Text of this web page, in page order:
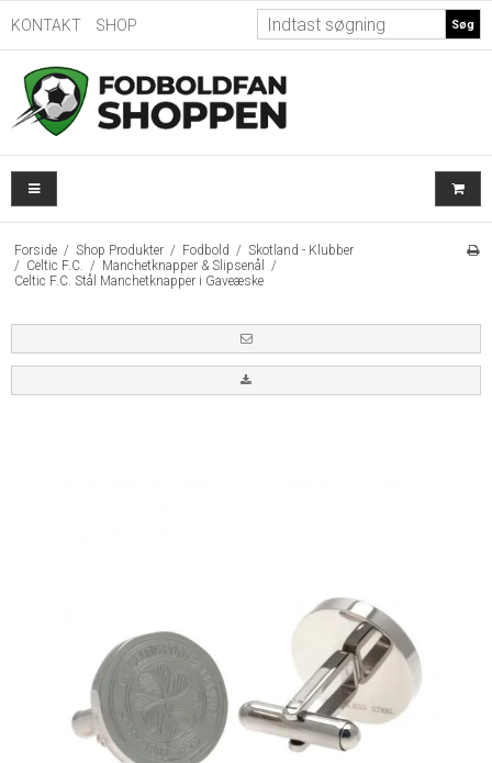
KONTAKT SHOP Søg
Forside / Shop Produkter / Fodbold / Skotland - Klubber
/ Celtic F.C. / Manchetknapper & Slipsenål
/
Celtic F.C. Stål Manchetknapper i Gaveæske